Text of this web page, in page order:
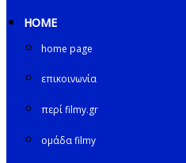
HOME
home page
επικοινωνία
περί filmy.gr
ομάδα filmy